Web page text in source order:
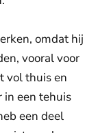
omdat hij
vooral voor
vol thuis en
in een tehuis
een deel